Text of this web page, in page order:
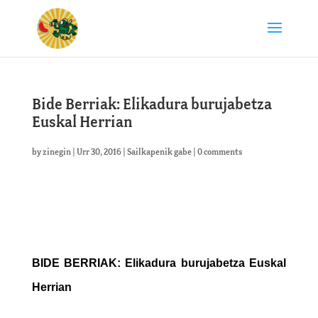
Bide Berriak: Elikadura burujabetza
Euskal Herrian
byzinegin| Urr 30, 2016| Sailkapenik gabe| 0 comments
BIDE BERRIAK: Elikadura burujabetza Euskal
Herrian